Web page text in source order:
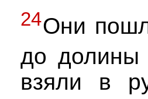
24Они
до
взяли в